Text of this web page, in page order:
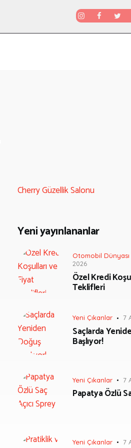
Cherry Güzellik Salonu
Yeni yayınlananlar
Otomobil Dünyası
2026
Özel Kredi
Teklifleri
Yeni Çıkanlar 7
Saçlarda
Başlıyor!
Yeni Çıkanlar 7
Papatya Özlü
Yeni Çıkanlar 7